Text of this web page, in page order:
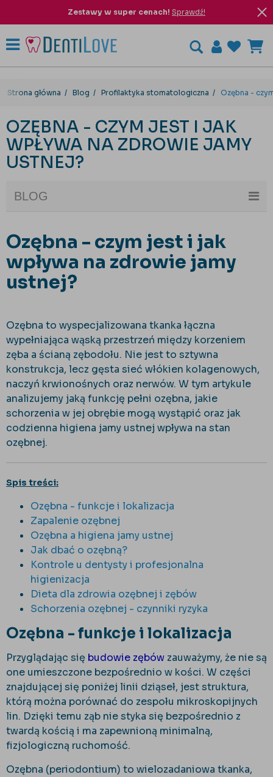
Zestawy w super cenach! Sprawdź!
Strona główna Blog Profilaktyka stomatologiczna Ozębna -
OZĘBNA - CZYM JEST I JAK
WPŁYWA NA ZDROWIE JAMY
USTNEJ?
BLOG
Ozębna - czym jest i jak
wpływa na zdrowie jamy
ustnej?
Ozębna to wyspecjalizowana tkanka łączna
wypełniająca wąską przestrzeń między korzeniem
zęba a ścianą zębodołu. Nie jest to sztywna
konstrukcja, lecz gęsta sieć włókien kolagenowych,
naczyń krwionośnych oraz nerwów. W tym artykule
analizujemy jaką funkcję pełni ozębna, jakie
schorzenia w jej obrębie mogą wystąpić oraz jak
codzienna higiena jamy ustnej wpływa na stan
ozębnej.
Spis treści:
Ozębna - funkcje i lokalizacja
Zapalenie ozębnej
Ozębna a higiena jamy ustnej
Jak dbać o ozębną?
Kontrole u dentysty i profesjonalna
higienizacja
Dieta dla zdrowia ozębnej i zębów
Schorzenia ozębnej - czynniki ryzyka
Ozębna - funkcje i lokalizacja
Przyglądając się budowie zębów zauważymy, że nie są
one umieszczone bezpośrednio w kości. W części
znajdującej się poniżej linii dziąseł, jest struktura,
którą można porównać do zespołu mikroskopijnych
lin. Dzięki temu ząb nie styka się bezpośrednio z
twardą kością i ma zapewnioną minimalną,
fizjologiczną ruchomość.
Ozębna (periodontium) to wielozadaniowa tkanka,